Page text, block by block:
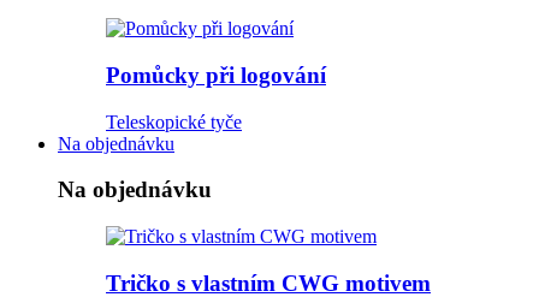
Pomůcky při logování
Teleskopické tyče
Na objednávku
Na objednávku
Tričko s vlastním CWG motivem